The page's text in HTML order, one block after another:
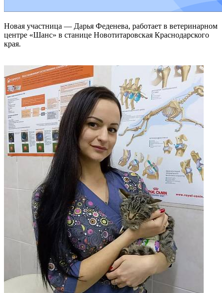
Новая участница — Дарья Феденева, работает в ветеринарном
центре «Шанс» в станице Новотитаровская Краснодарского
края.